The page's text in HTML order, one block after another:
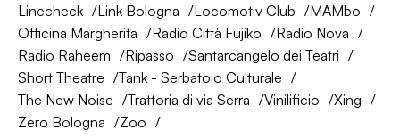
Linecheck
Link Bologna Locomotiv Club
MAMbo
Officina Margherita
Radio Città Fujiko
Radio Nova
Radio Raheem
Ripasso
Santarcangelo dei Teatri
Short Theatre
Tank - Serbatoio Culturale
The New Noise
Trattoria di via Serra Vinilificio
Xing
Zero Bologna
Zoo